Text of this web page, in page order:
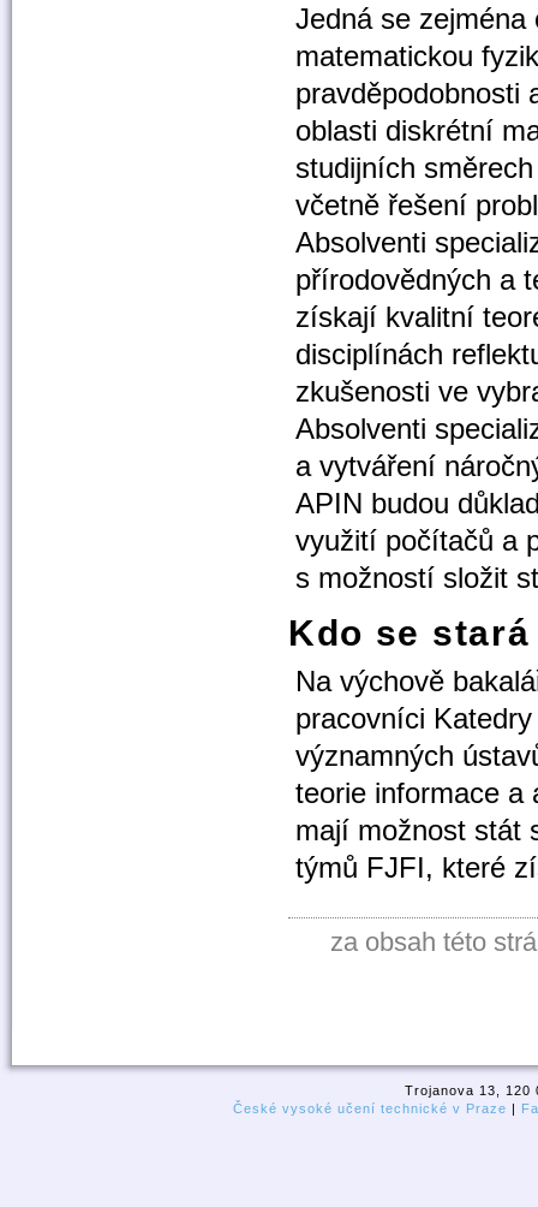
Jedná se
matematickou
pravděpodobnosti
oblasti diskrétní
studijních
včetně řešení
Absolventi
přírodovědných a
získají kvalitní
disciplínách
zkušenosti ve
Absolventi
a vytváření
APIN budou
využití počítačů a
s možností složit
Kdo se
Na výchově
pracovníci
významných
teorie informace a
mají možnost stát
týmů FJFI, které
za obsah této
Trojanova 13, 120
České vysoké učení technické v Praze |